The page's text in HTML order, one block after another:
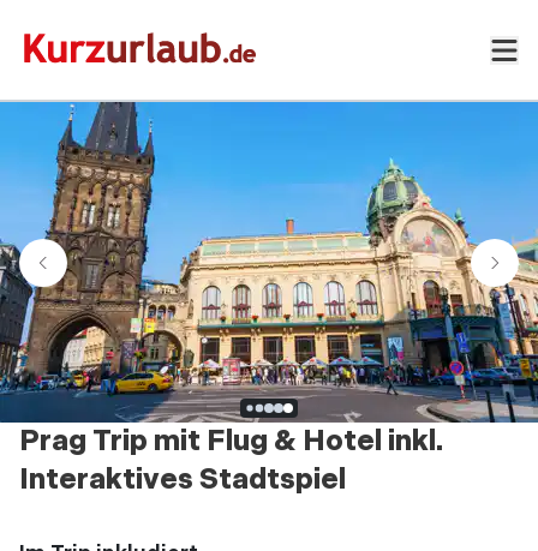
Prag Trip mit Flug & Hotel inkl.
Interaktives Stadtspiel